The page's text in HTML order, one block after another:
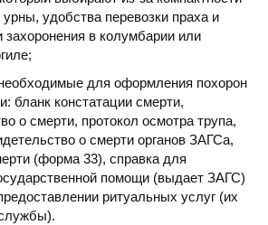
урны, удобства перевозки праха и
захоронения в колумбарии или
для оформления похорон
бланк констатации смерти,
о смерти, протокол осмотра трупа,
о смерти органов ЗАГСа,
(форма 33), справка для
помощи (выдает ЗАГС)
ритуальных услуг (их